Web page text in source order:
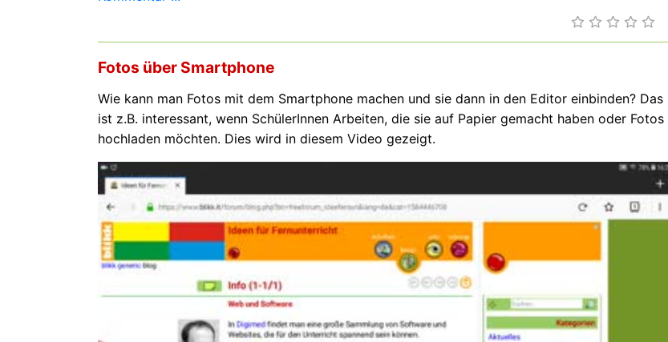
Fotos über Smartphone
Wie kann man Fotos mit dem Smartphone machen und sie dann in den Editor einbinden? Das
ist z.B. interessant, wenn SchülerInnen Arbeiten, die sie auf Papier gemacht haben oder Fotos
hochladen möchten. Dies wird in diesem Video gezeigt.